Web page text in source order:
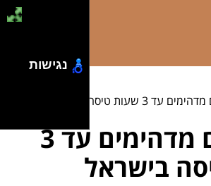
10 יעדים מדהימים עד 3
בישראל
נגישות